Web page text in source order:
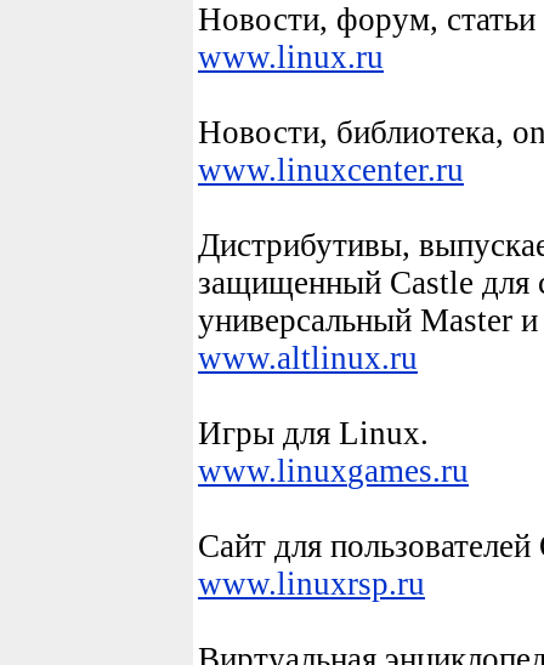
Новости, форум,
www.linux.ru
Новости, библиотека,
www.linuxcenter.ru
Дистрибутивы,
защищенный Castle для
универсальный Master
www.altlinux.ru
Игры для Linux.
www.linuxgames.ru
Сайт для
www.linuxrsp.ru